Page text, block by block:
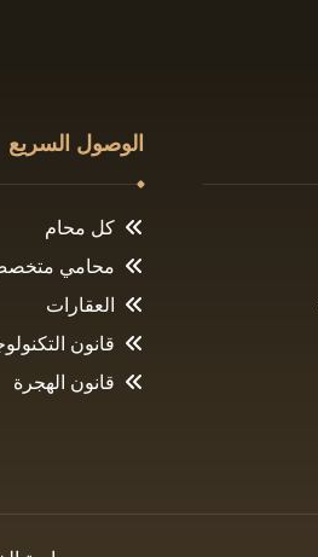
الوصول السريع
كل محام
محامي
العقارات
قانون
قانون الهجرة